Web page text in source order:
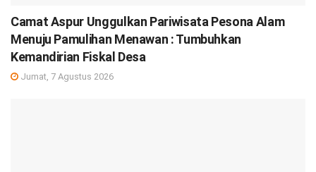
Camat Aspur Unggulkan Pariwisata Pesona Alam
Menuju Pamulihan Menawan : Tumbuhkan
Kemandirian Fiskal Desa
Jumat, 7 Agustus 2026